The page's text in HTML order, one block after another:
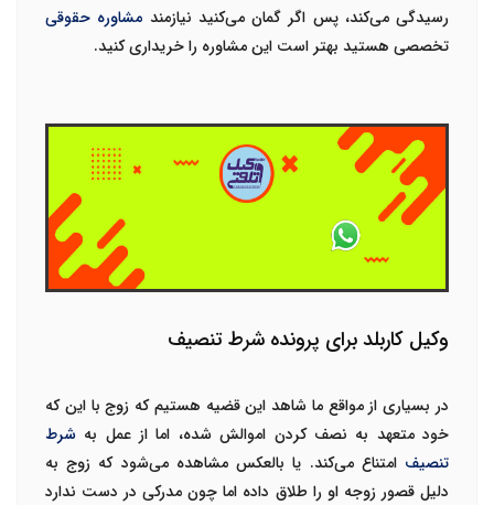
رسیدگی می‌کند، پس اگر گمان می‌کنید نیازمند مشاوره حقوقی
تخصصی هستید بهتر است این مشاوره را خریداری کنید.
وکیل کاربلد برای پرونده شرط تنصیف
در بسیاری از مواقع ما شاهد این قضیه هستیم که زوج با این که
خود متعهد به نصف کردن اموالش شده، اما از عمل به شرط
تنصیف امتناع می‌کند. یا بالعکس مشاهده می‌شود که زوج به
دلیل قصور زوجه او را طلاق داده اما چون مدرکی در دست ندارد